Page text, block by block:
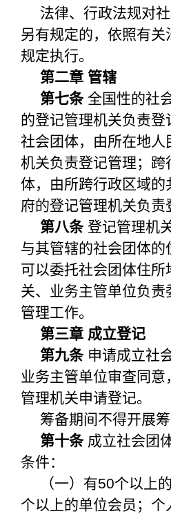
法律、行政法规对
另有规定的，依照有关
规定执行。
第二章 管辖
第七条全国性的社
的登记管理机关负责登
社会团体，由所在地人
机关负责登记管理；跨
体，由所跨行政区域的
府的登记管理机关负责
第八条登记管理机
与其管辖的社会团体的
可以委托社会团体住所
关、业务主管单位负责
管理工作。
第三章 成立登记
第九条申请成立社
业务主管单位审查同
管理机关申请登记。
筹备期间不得开展
第十条成立社会团
条件：
（一）有50个以上
个以上的单位会员；个